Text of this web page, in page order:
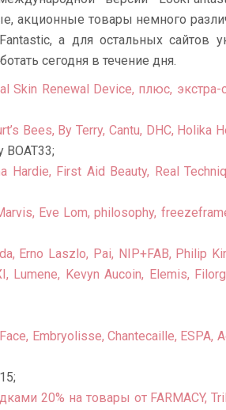
акционные товары немного
а для остальных сайтов
сегодня в течение дня.
Skin Renewal Device, плюс, экстра-
Bees, By Terry, Cantu, DHC, Holika
BOAT33;
Hardie, First Aid Beauty, Real
Eve Lom, philosophy,
Erno Laszlo, Pai, NIP+FAB, Philip
Lumene, Kevyn Aucoin, Elemis,
Embryolisse, Chantecaille, ESPA,
20% на товары от FARMACY,